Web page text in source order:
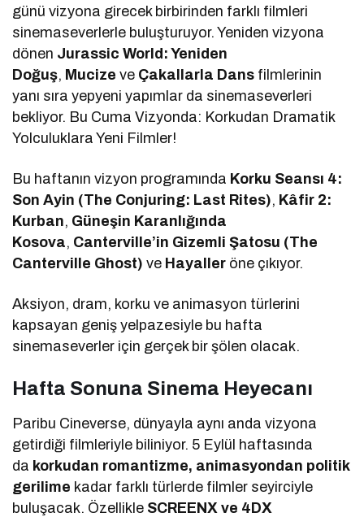
günü vizyona girecek birbirinden farklı filmleri
sinemaseverlerle buluşturuyor. Yeniden vizyona
dönen Jurassic World: Yeniden
Doğuş, Mucize ve Çakallarla Dans filmlerinin
yanı sıra yepyeni yapımlar da sinemaseverleri
bekliyor. Bu Cuma Vizyonda: Korkudan Dramatik
Yolculuklara Yeni Filmler!
Bu haftanın vizyon programında Korku Seansı 4:
Son Ayin (The Conjuring: Last Rites), Kâfir 2:
Kurban, Güneşin Karanlığında
Kosova, Canterville’in Gizemli Şatosu (The
Canterville Ghost) ve Hayaller öne çıkıyor.
Aksiyon, dram, korku ve animasyon türlerini
kapsayan geniş yelpazesiyle bu hafta
sinemaseverler için gerçek bir şölen olacak.
Hafta Sonuna Sinema Heyecanı
Paribu Cineverse, dünyayla aynı anda vizyona
getirdiği filmleriyle biliniyor. 5 Eylül haftasında
da korkudan romantizme, animasyondan politik
gerilime kadar farklı türlerde filmler seyirciyle
buluşacak. Özellikle SCREENX ve 4DX